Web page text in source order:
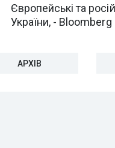
Європейські та
України, - Bloomberg
АРХІВ